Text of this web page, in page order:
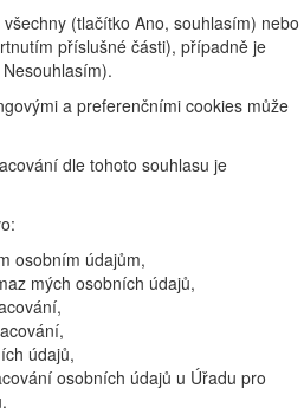
(tlačítko Ano, souhlasím) nebo
příslušné části), případně je
a preferenčními cookies může
dle tohoto souhlasu je
osobním údajům,
mých osobních údajů,
údajů,
osobních údajů u Úřadu pro